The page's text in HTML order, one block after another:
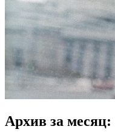
Архив за месяц: